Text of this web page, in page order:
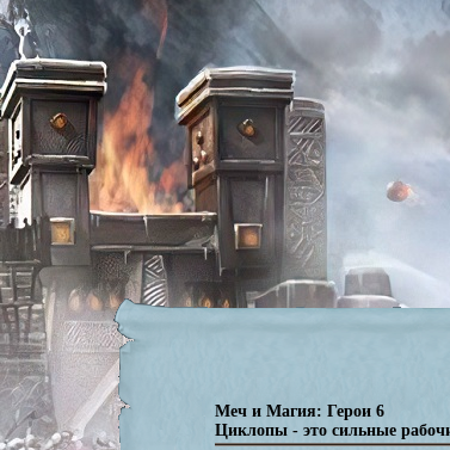
Меч и Магия: Герои 6
Циклопы - это сильные